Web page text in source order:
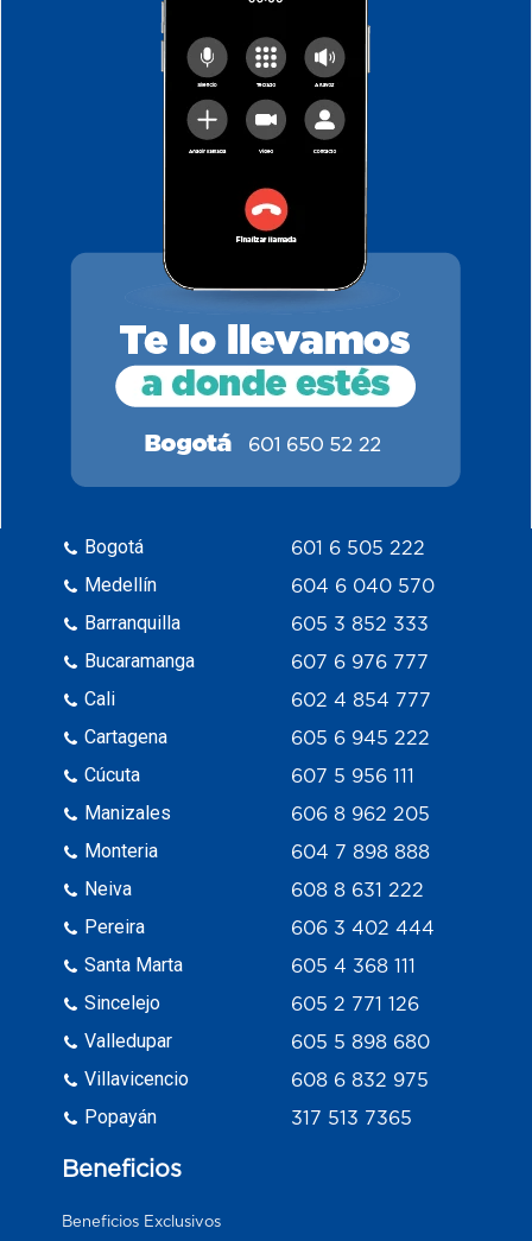
Bogotá
Medellín
Barranquilla
Bucaramanga
Cali
Cartagena
Cúcuta
Manizales
Monteria
Neiva
Pereira
Santa Marta
Sincelejo
Valledupar
Villavicencio
Popayán
601 6 505 222
604 6 040 570
605 3 852 333
607 6 976 777
602 4 854 777
605 6 945 222
607 5 956 111
606 8 962 205
604 7 898 888
608 8 631 222
606 3 402 444
605 4 368 111
605 2 771 126
605 5 898 680
608 6 832 975
317 513 7365
Beneficios
Beneficios Exclusivos